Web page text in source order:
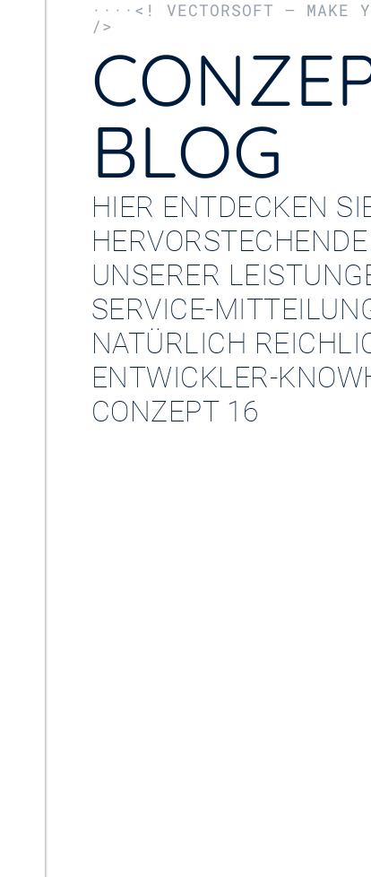
····<! VECTORSOFT – MAKE
/>
BLOG
HIER ENTDECKEN
UNSERER
SERVICE-
NATÜRLICH
ENTWICKLER-
CONZEPT 16